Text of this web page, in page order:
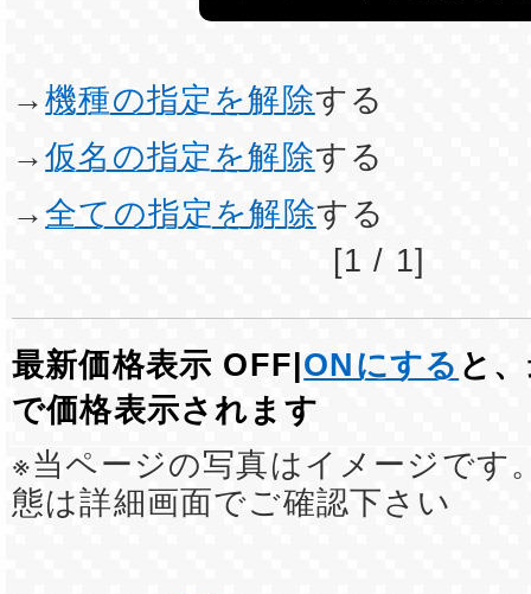
→機種の指定を解除する
→仮名の指定を解除する
→全ての指定を解除する
[1 / 1]
最新価格表示 OFF| ONにする と
で価格表示されます
※当ページの写真はイメージです
態は詳細画面でご確認下さい